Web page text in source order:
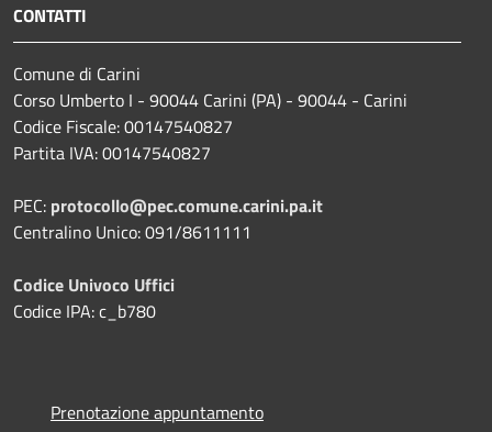
CONTATTI
Comune di Carini
Corso Umberto I - 90044 Carini (PA) - 90044 - Carini
Codice Fiscale: 00147540827
Partita IVA: 00147540827
PEC: protocollo@pec.comune.carini.pa.it
Centralino Unico: 091/8611111
Codice Univoco Uffici
Codice IPA: c_b780
Prenotazione appuntamento